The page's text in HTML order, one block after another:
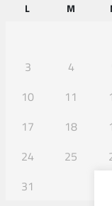
L M
3
4
10
11
17
18
24
25
31